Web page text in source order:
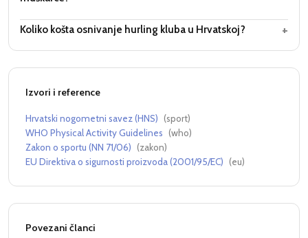
Koliko košta osnivanje hurling kluba u Hrvatskoj? +
Izvori i reference
Hrvatski nogometni savez (HNS) (sport)
WHO Physical Activity Guidelines (who)
Zakon o sportu (NN 71/06) (zakon)
EU Direktiva o sigurnosti proizvoda (2001/95/EC) (eu)
Povezani članci